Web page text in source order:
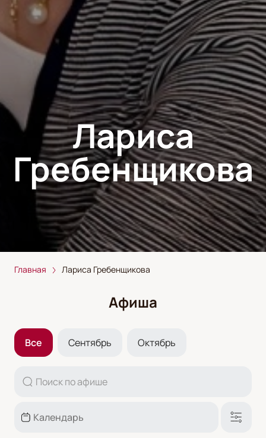
Лариса
Гребенщикова
Главная Лариса Гребенщикова
Афиша
Все Сентябрь Октябрь